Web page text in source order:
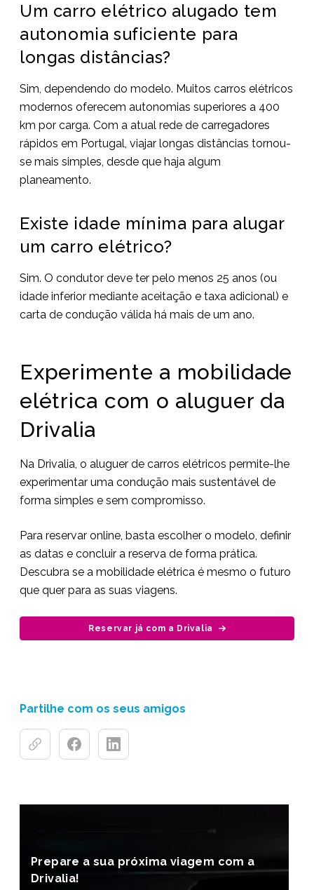
Partilhe com os seus amigos
Prepare a sua próxima viagem com a
Drivalia!
Um carro elétrico alugado tem
autonomia suficiente para
longas distâncias?
Sim, dependendo do modelo. Muitos carros elétricos
modernos oferecem autonomias superiores a 400
km por carga. Com a atual rede de carregadores
rápidos em Portugal, viajar longas distâncias tornou-
se mais simples, desde que haja algum
planeamento.
Existe idade mínima para alugar
um carro elétrico?
Sim. O condutor deve ter pelo menos 25 anos (ou
idade inferior mediante aceitação e taxa adicional) e
carta de condução válida há mais de um ano.
Experimente a mobilidade
elétrica com o aluguer da
Drivalia
Na Drivalia, o aluguer de carros elétricos permite-lhe
experimentar uma condução mais sustentável de
forma simples e sem compromisso.
Para reservar online, basta escolher o modelo, definir
as datas e concluir a reserva de forma prática.
Descubra se a mobilidade elétrica é mesmo o futuro
que quer para as suas viagens.
Reservar já com a Drivalia